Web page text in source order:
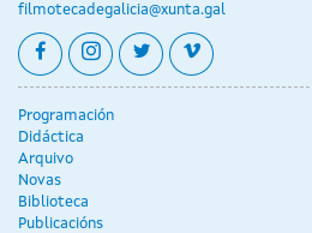
filmotecadegalicia@xunta.gal
facebookinstagram
twittervimeo
Programación
Didáctica
Arquivo
Novas
Biblioteca
Publicacións